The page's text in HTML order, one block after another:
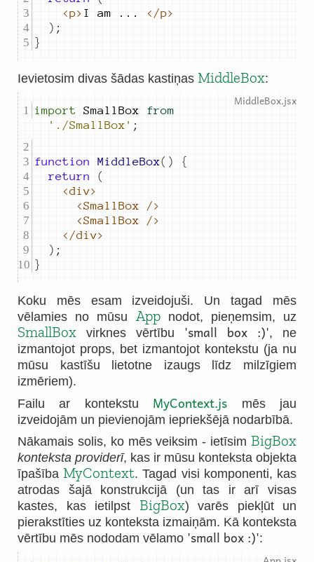
<p> I am ...
</p>
) ;
}
Ievietosim divas šādas kastiņas MiddleBox:
import SmallBox
from
'./SmallBox' ;
function MiddleBox()
{
return
(
<div>
<SmallBox
/>
<SmallBox
/>
</div>
) ;
}
Koku mēs esam izveidojuši. Un tagad mēs
vēlamies no mūsu Appnodot, pieņemsim, uz
SmallBox virknes vērtību 'small box :)', ne
izmantojot props, bet izmantojot kontekstu (ja nu
mūsu kastīšu lietotne izaugs līdz milzīgiem
izmēriem).
Failu ar kontekstu MyContext.js mēs jau
izveidojām un pievienojām iepriekšējā nodarbībā.
Nākamais solis, ko mēs veiksim - ietīsim BigBox
konteksta providerī, kas ir mūsu konteksta objekta
īpašība MyContext. Tagad visi komponenti, kas
atrodas šajā konstrukcijā (un tas ir arī visas
kastes, kas ietilpst BigBox) varēs piekļūt un
pierakstīties uz konteksta izmaiņām. Kā konteksta
vērtību mēs nododam vēlamo 'small box :)':